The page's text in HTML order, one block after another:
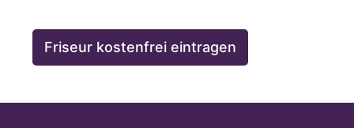
Friseur kostenfrei eintragen